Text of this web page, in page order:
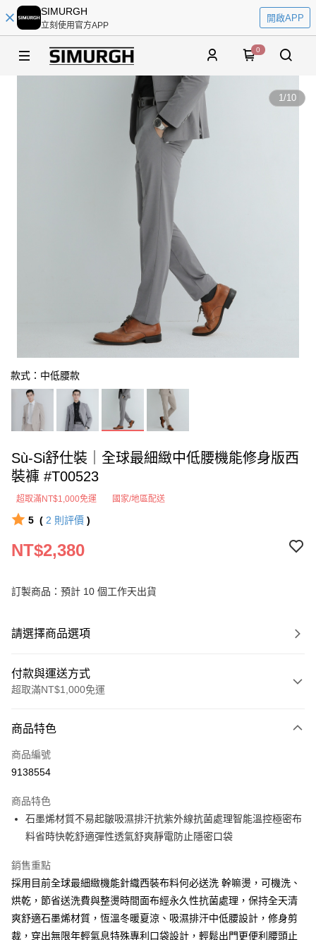
SIMURGH
立刻使用官方APP
開啟APP
0
1/10
款式：中低腰款
Sù-Si舒仕裝｜全球最細緻中低腰機能修身版西
裝褲 #T00523
超取滿NT$1,000免運 國家/地區配送
5 ( 2 則評價 )
NT$2,380
訂製商品：預計 10 個工作天出貨
請選擇商品選項
付款與運送方式
超取滿NT$1,000免運
信用卡一次付款
超商取貨付款
Apple Pay
悠遊付
Google Pay
ATM付款
商品特色
商品編號
9138554
商品特色
石墨烯材質不易起皺吸濕排汗抗紫外線抗菌處理智能溫控極密布
料省時快乾舒適彈性透氣舒爽靜電防止隱密口袋
銷售重點
採用目前全球最細緻機能針織西裝布料何必送洗 幹嘛燙，可機洗、
烘乾，節省送洗費與整燙時間面布經永久性抗菌處理，保持全天清
爽舒適石墨烯材質，恆溫冬暖夏涼、吸濕排汗中低腰設計，修身剪
裁，穿出無限年輕氣息特殊專利口袋設計，輕鬆出門更便利腰頭止